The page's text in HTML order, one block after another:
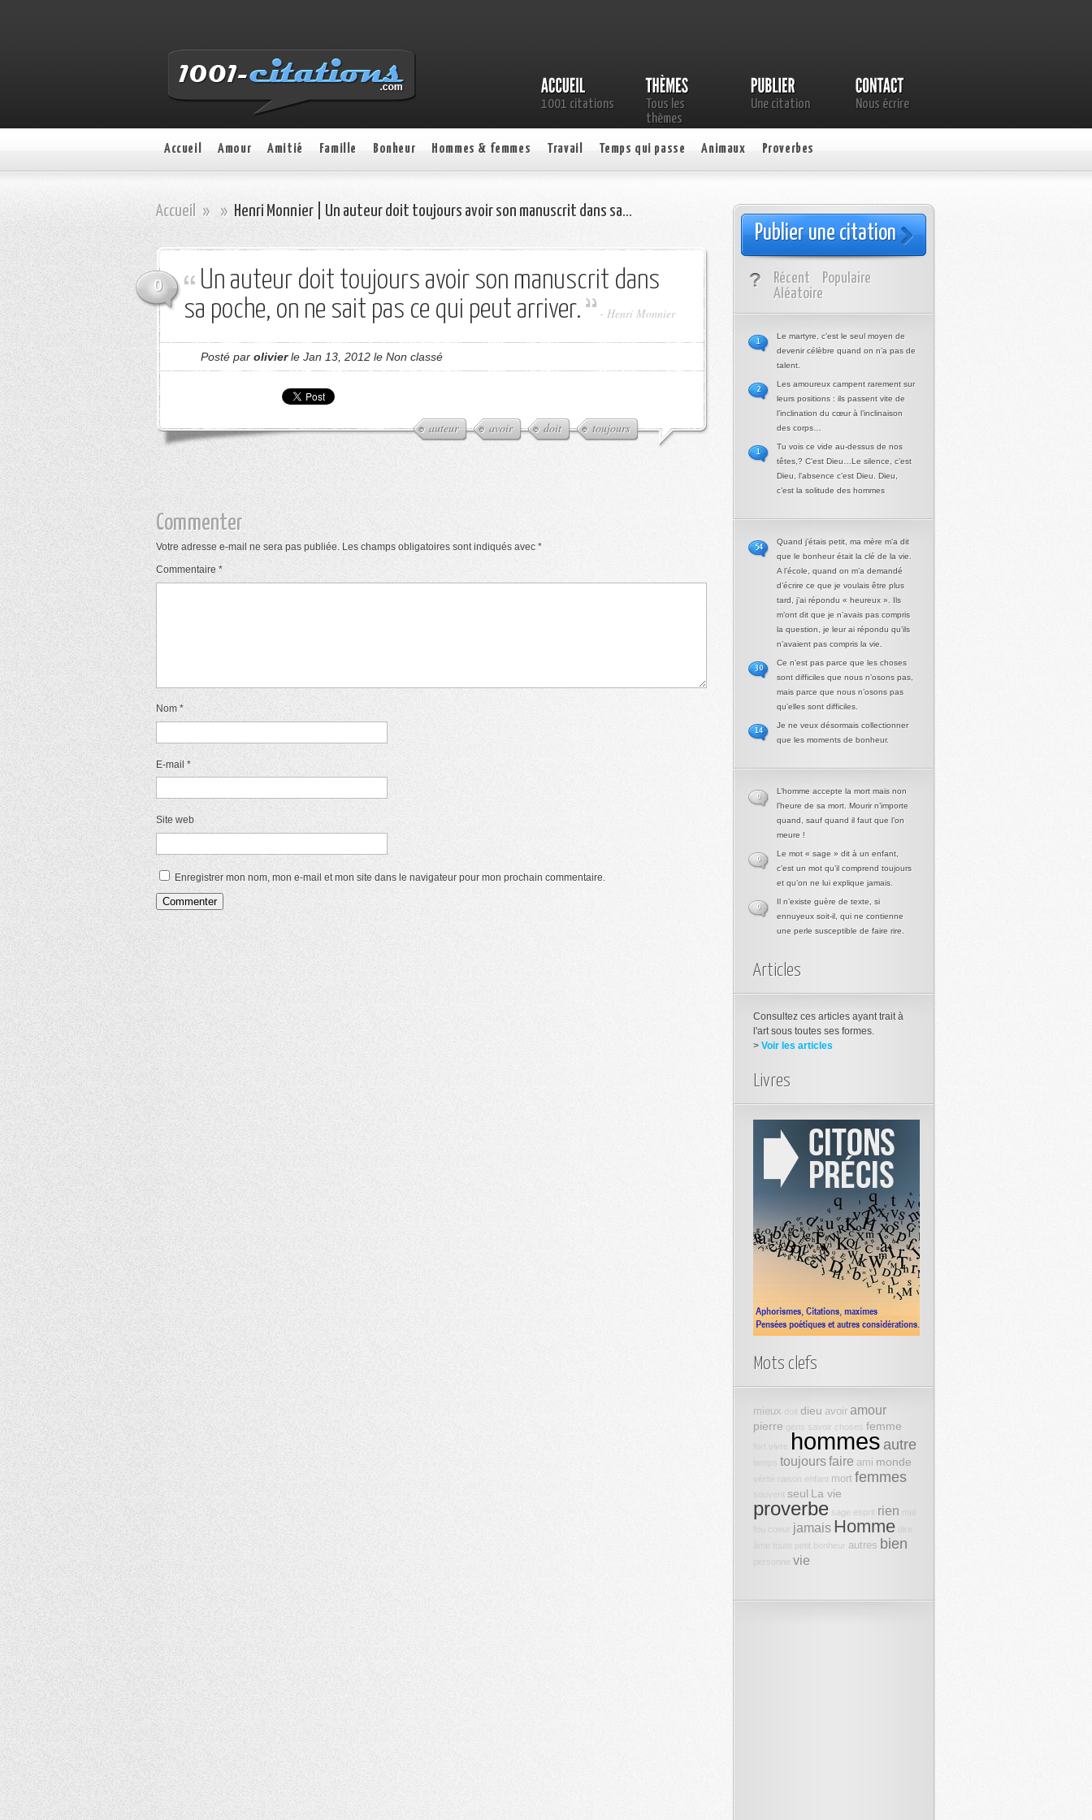
1001 citations
Tous les
thèmes
Une citation Nous écrire
Accueil Amour Amitié Famille Bonheur Hommes & femmes Travail Temps qui passe Animaux Proverbes
Accueil » » Henri Monnier | Un auteur doit toujours avoir son manuscrit dans sa…
0
Un auteur doit toujours avoir son manuscrit dans
sa poche, on ne sait pas ce qui peut arriver.
- Henri Monnier
Posté par olivierle Jan 13, 2012 le Non classé
auteur avoir doit toujours
Commenter
Votre adresse e-mail ne sera pas publiée. Les champs obligatoires sont indiqués avec *
Commentaire *
Nom *
E-mail *
Site web
Enregistrer mon nom, mon e-mail et mon site dans le navigateur pour mon prochain commentaire.
Publier une citation
Récent
Populaire
Aléatoire
Le martyre, c’est le seul moyen de
devenir célèbre quand on n’a pas de
talent.
1
Les amoureux campent rarement sur
leurs positions : ils passent vite de
l’inclination du cœur à l’inclinaison
des corps…
2
Tu vois ce vide au-dessus de nos
têtes,? C’est Dieu…Le silence, c’est
Dieu, l’absence c’est Dieu. Dieu,
c’est la solitude des hommes
1
Quand j’étais petit, ma mère m’a dit
que le bonheur était la clé de la vie.
A l’école, quand on m’a demandé
d’écrire ce que je voulais être plus
tard, j’ai répondu « heureux ». Ils
m’ont dit que je n’avais pas compris
la question, je leur ai répondu qu’ils
n’avaient pas compris la vie.
54
Ce n’est pas parce que les choses
sont difficiles que nous n’osons pas,
mais parce que nous n’osons pas
qu’elles sont difficiles.
30
Je ne veux désormais collectionner
que les moments de bonheur.
14
L’homme accepte la mort mais non
l’heure de sa mort. Mourir n’importe
quand, sauf quand il faut que l’on
meure !
0
Le mot « sage » dit à un enfant,
c’est un mot qu’il comprend toujours
et qu’on ne lui explique jamais.
0
Il n’existe guère de texte, si
ennuyeux soit-il, qui ne contienne
une perle susceptible de faire rire.
0
Articles
Consultez ces articles ayant trait à
l'art sous toutes ses formes.
> Voir les articles
Livres
Mots clefs
mieux doit dieu avoir amour
pierre gens savoir choses femme
hommes autre
toujoursfaire ami monde
raison enfant mort femmes
souvent seul La vie
proverbe sage esprit rien
coeur jamais Homme
toute petit bonheur autres bien
vie